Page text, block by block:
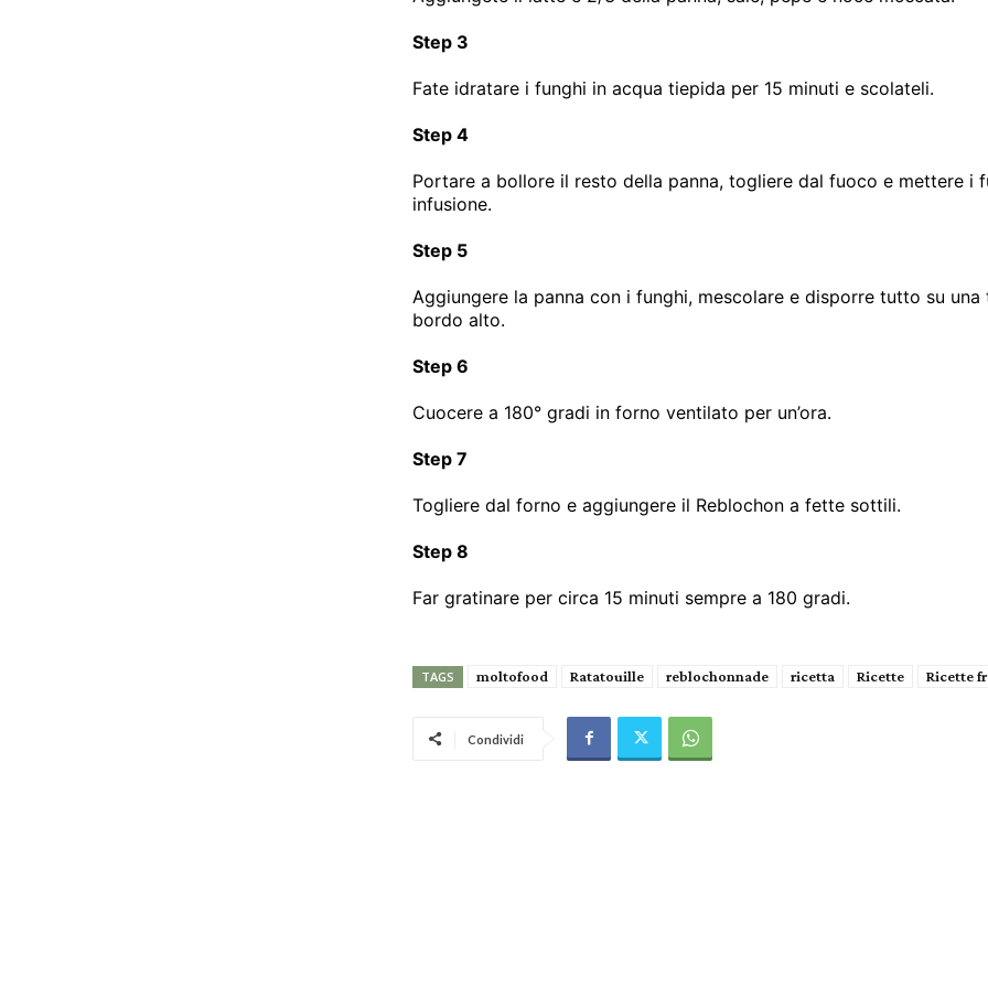
Step 3
Fate idratare i funghi in acqua tiepida per 15 minuti e scolateli.
Step 4
Portare a bollore il resto della panna, togliere dal fuoco e mettere i
infusione.
Step 5
Aggiungere la panna con i funghi, mescolare e disporre tutto su una
bordo alto.
Step 6
Cuocere a 180° gradi in forno ventilato per un’ora.
Step 7
Togliere dal forno e aggiungere il Reblochon a fette sottili.
Step 8
Far gratinare per circa 15 minuti sempre a 180 gradi.
TAGS moltofood Ratatouille reblochonnade ricetta Ricette Ricette
Condividi